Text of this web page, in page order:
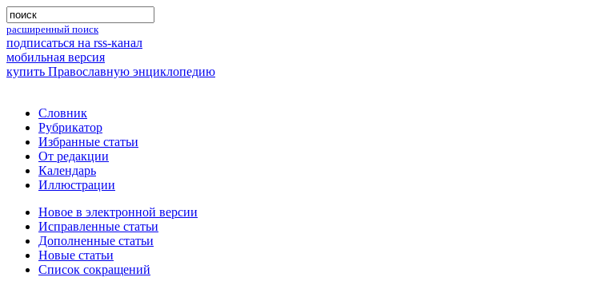
расширенный поиск
подписаться на rss-канал
мобильная версия
купить Православную энциклопедию
Словник
Рубрикатор
Избранные статьи
От редакции
Календарь
Иллюстрации
Новое в электронной версии
Исправленные статьи
Дополненные статьи
Новые статьи
Список сокращений